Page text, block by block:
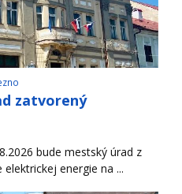
zatvorený
bude mestský úrad z
energie na ...